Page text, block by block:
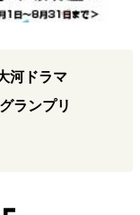
河ドラマ
ランプリ